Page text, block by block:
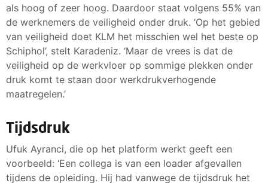
als hoog of zeer hoog. Daardoor staat volgens 55% van
de werknemers de veiligheid onder druk. ‘Op het gebied
van veiligheid doet KLM het misschien wel het beste op
Schiphol’, stelt Karadeniz. ‘Maar de vrees is dat de
veiligheid op de werkvloer op sommige plekken onder
druk komt te staan door werkdrukverhogende
maatregelen.’
Tijdsdruk
Ufuk Ayranci, die op het platform werkt geeft een
voorbeeld: ‘Een collega is van een loader afgevallen
tijdens de opleiding. Hij had vanwege de tijdsdruk het